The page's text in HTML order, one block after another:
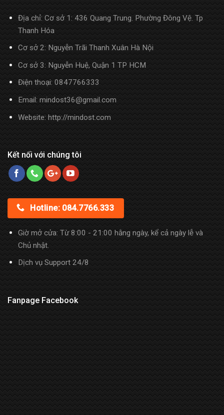
Địa chỉ: Cơ sở 1: 436 Quang Trung. Phường Đông Vệ. Tp
Thanh Hóa
Cơ sở 2: Nguyễn Trãi Thanh Xuân Hà Nội
Cơ sở 3: Nguyễn Huệ, Quận 1 TP HCM
Điện thoại:0847766333
Email: mindost36@gmail.com
Website: http://mindost.com
Kết nối với chúng tôi
Hotline: 084.7766.333
Giờ mở cửa: Từ 8:00 - 21:00 hằng ngày, kể cả ngày lễ và
Chủ nhật.
Dịch vụ Support 24/8
Fanpage Facebook